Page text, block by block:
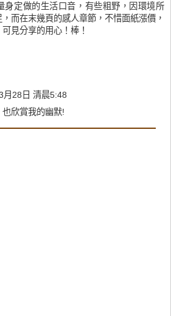
身定做的生活口音，有些粗野，因環境所
而在末幾頁的感人章節，不惜面紙漲價，
見分享的用心！棒！
月28日 清晨5:48
欣賞我的幽默!